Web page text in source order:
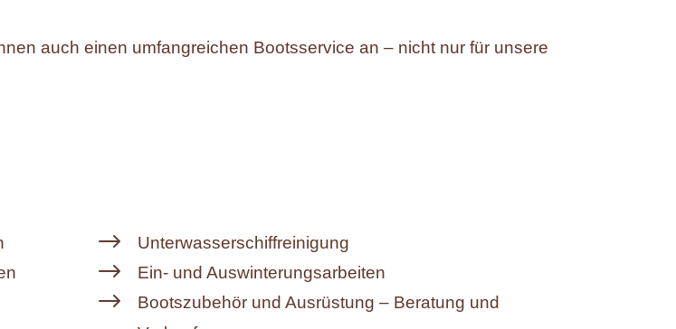
auch einen umfangreichen Bootsservice an – nicht nur für unsere
$ Unterwasserschiffreinigung
$ Ein- und Auswinterungsarbeiten
$
Bootszubehör und Ausrüstung – Beratung und